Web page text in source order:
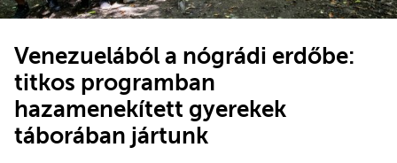
Venezuelából a nógrádi erdőbe:
titkos programban
hazamenekített gyerekek
táborában jártunk